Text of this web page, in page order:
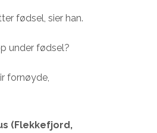
fødsel, sier han.
under fødsel?
fornøyde,
(Flekkefjord,